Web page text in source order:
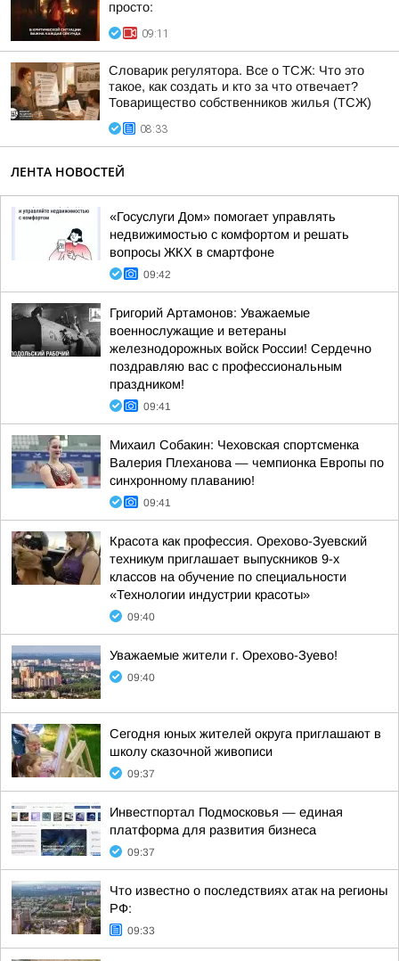
просто:
09:11
Словарик регулятора. Все о ТСЖ: Что это
такое, как создать и кто за что отвечает?
Товарищество собственников жилья (ТСЖ)
08:33
ЛЕНТА НОВОСТЕЙ
«Госуслуги Дом» помогает управлять
недвижимостью с комфортом и решать
вопросы ЖКХ в смартфоне
09:42
Григорий Артамонов: Уважаемые
военнослужащие и ветераны
железнодорожных войск России! Сердечно
поздравляю вас с профессиональным
праздником!
09:41
Михаил Собакин: Чеховская спортсменка
Валерия Плеханова — чемпионка Европы по
синхронному плаванию!
09:41
Красота как профессия. Орехово-Зуевский
техникум приглашает выпускников 9-х
классов на обучение по специальности
«Технологии индустрии красоты»
09:40
Уважаемые жители г. Орехово-Зуево!
09:40
Сегодня юных жителей округа приглашают в
школу сказочной живописи
09:37
Инвестпортал Подмосковья — единая
платформа для развития бизнеса
09:37
Что известно о последствиях атак на регионы
РФ:
09:33